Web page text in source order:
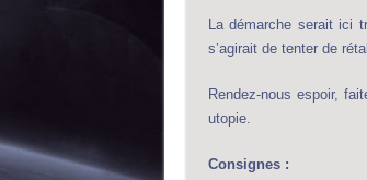
La démarche serait ici
s’agirait de tenter de
Rendez-nous espoir,
utopie.
Consignes :